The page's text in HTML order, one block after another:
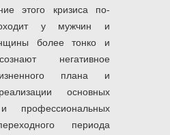
этого кризиса по-
у мужчин и
более тонко и
негативное
плана и
основных
профессиональных
периода